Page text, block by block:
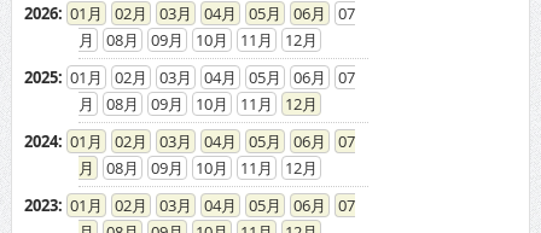
2026: 01 02 03 04 05 06
07
08
09 10 11
12
2025: 01 02 03 04 05 06
07
08
09 10 11
12
2024: 01 02 03 04 05 06
07
08
09 10 11
12
2023: 01 02 03 04 05 06
07